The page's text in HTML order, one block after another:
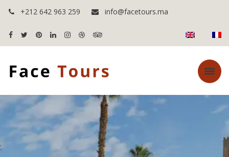
+212 642 963 259 info@facetours.ma